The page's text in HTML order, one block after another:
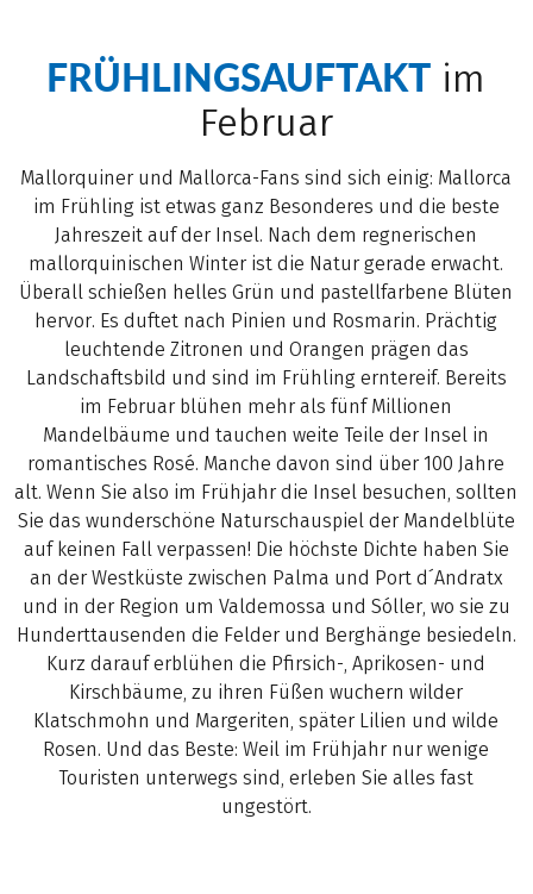
FRÜHLINGSAUFTAKT im
Februar
Mallorquiner und Mallorca-Fans sind sich einig: Mallorca
im Frühling ist etwas ganz Besonderes und die beste
Jahreszeit auf der Insel. Nach dem regnerischen
mallorquinischen Winter ist die Natur gerade erwacht.
Überall schießen helles Grün und pastellfarbene Blüten
hervor. Es duftet nach Pinien und Rosmarin. Prächtig
leuchtende Zitronen und Orangen prägen das
Landschaftsbild und sind im Frühling erntereif. Bereits
im Februar blühen mehr als fünf Millionen
Mandelbäume und tauchen weite Teile der Insel in
romantisches Rosé. Manche davon sind über 100 Jahre
alt. Wenn Sie also im Frühjahr die Insel besuchen, sollten
Sie das wunderschöne Naturschauspiel der Mandelblüte
auf keinen Fall verpassen! Die höchste Dichte haben Sie
an der Westküste zwischen Palma und Port d´Andratx
und in der Region um Valdemossa und Sóller, wo sie zu
Hunderttausenden die Felder und Berghänge besiedeln.
Kurz darauf erblühen die Pfirsich-, Aprikosen- und
Kirschbäume, zu ihren Füßen wuchern wilder
Klatschmohn und Margeriten, später Lilien und wilde
Rosen. Und das Beste: Weil im Frühjahr nur wenige
Touristen unterwegs sind, erleben Sie alles fast
ungestört.